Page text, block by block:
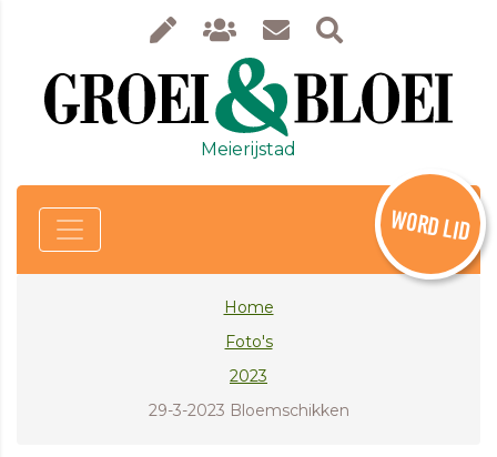
Meierijstad
WORD LID
Home
Foto's
2023
29-3-2023 Bloemschikken